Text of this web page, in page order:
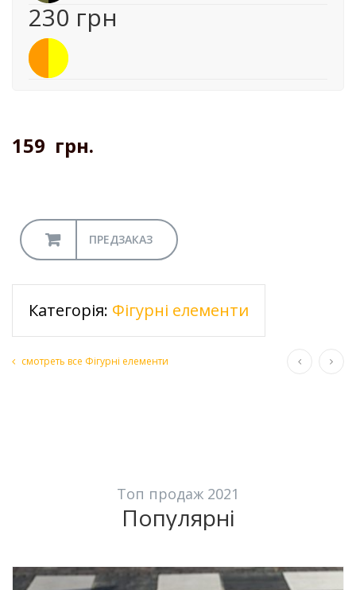
230 грн
159 грн.
ПРЕДЗАКАЗ
Категорія: Фігурні елементи
смотреть все Фігурні елементи
Топ продаж 2021
Популярні